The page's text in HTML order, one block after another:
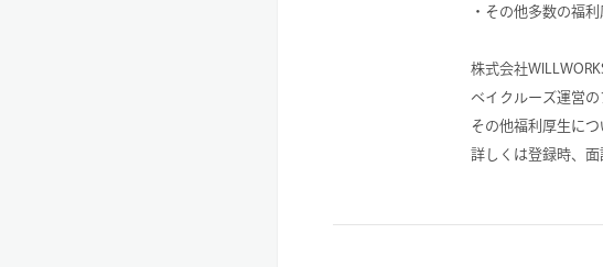
・その他多数の福利
株式会社
ベイクルーズ運営
その他福利厚生につ
詳しくは登録時、面